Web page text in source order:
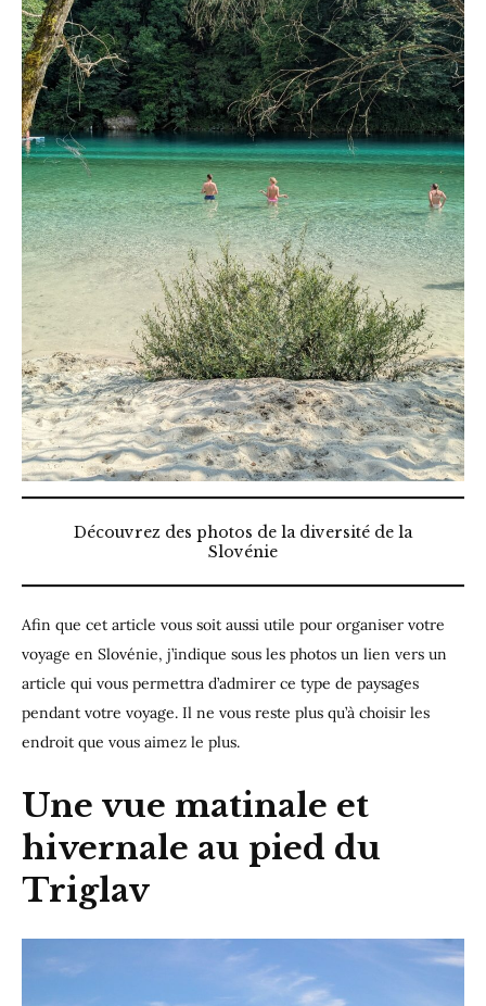
Découvrez des photos de la diversité de la
Slovénie
Afin que cet article vous soit aussi utile pour organiser votre
voyage en Slovénie, j’indique sous les photos un lien vers un
article qui vous permettra d’admirer ce type de paysages
pendant votre voyage. Il ne vous reste plus qu’à choisir les
endroit que vous aimez le plus.
Une vue matinale et
hivernale au pied du
Triglav